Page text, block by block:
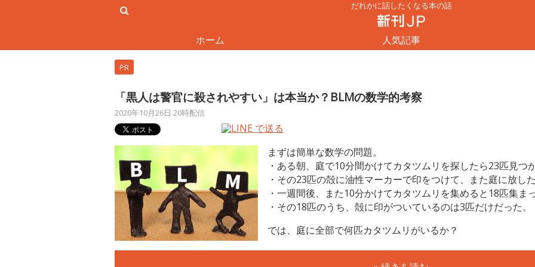
だれかに話したくなる本の話
ホーム 人気記事
PR
「黒人は警官に殺されやすい」は本当か？BLMの数学的考察
2020年10月26日 20時配信
まずは簡単な数学の問題。
・ある朝、庭で10分間かけてカタツムリを探したら23匹見つか
・その23匹の殻に油性マーカーで印をつけて、また庭に放した
・一週間後、また10分かけてカタツムリを集めると18匹集まっ
・その18匹のうち、殻に印がついているのは3匹だけだった。
では、庭に全部で何匹カタツムリがいるか？